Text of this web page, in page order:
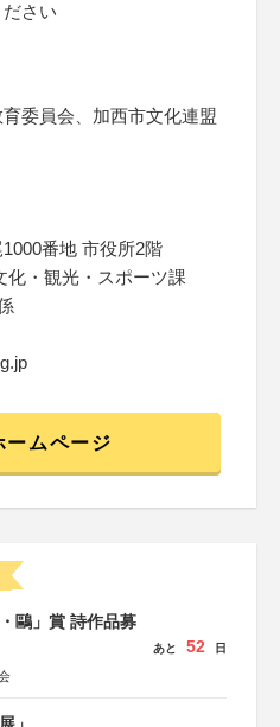
さい
委員会、加西市文化連盟
番地 市役所2階
化・観光・スポーツ課
ームページ
鷗」賞 詩作品募
あと 52 日